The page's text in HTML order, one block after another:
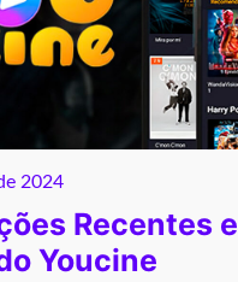
2024
Recentes e
Youcine